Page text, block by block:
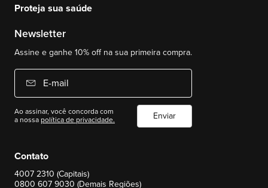
Contato
4007 2310 (Capitais)
0800 607 9030 (Demais Regiões)
Proteja sua saúde
Newsletter
Assine e ganhe 10% off na sua primeira compra.
E-mail
Ao assinar, você concorda com
a nossapolítica de privacidade. Enviar